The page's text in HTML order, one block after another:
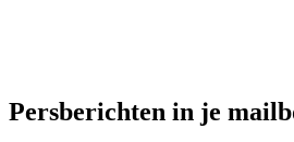
Persberichten in je